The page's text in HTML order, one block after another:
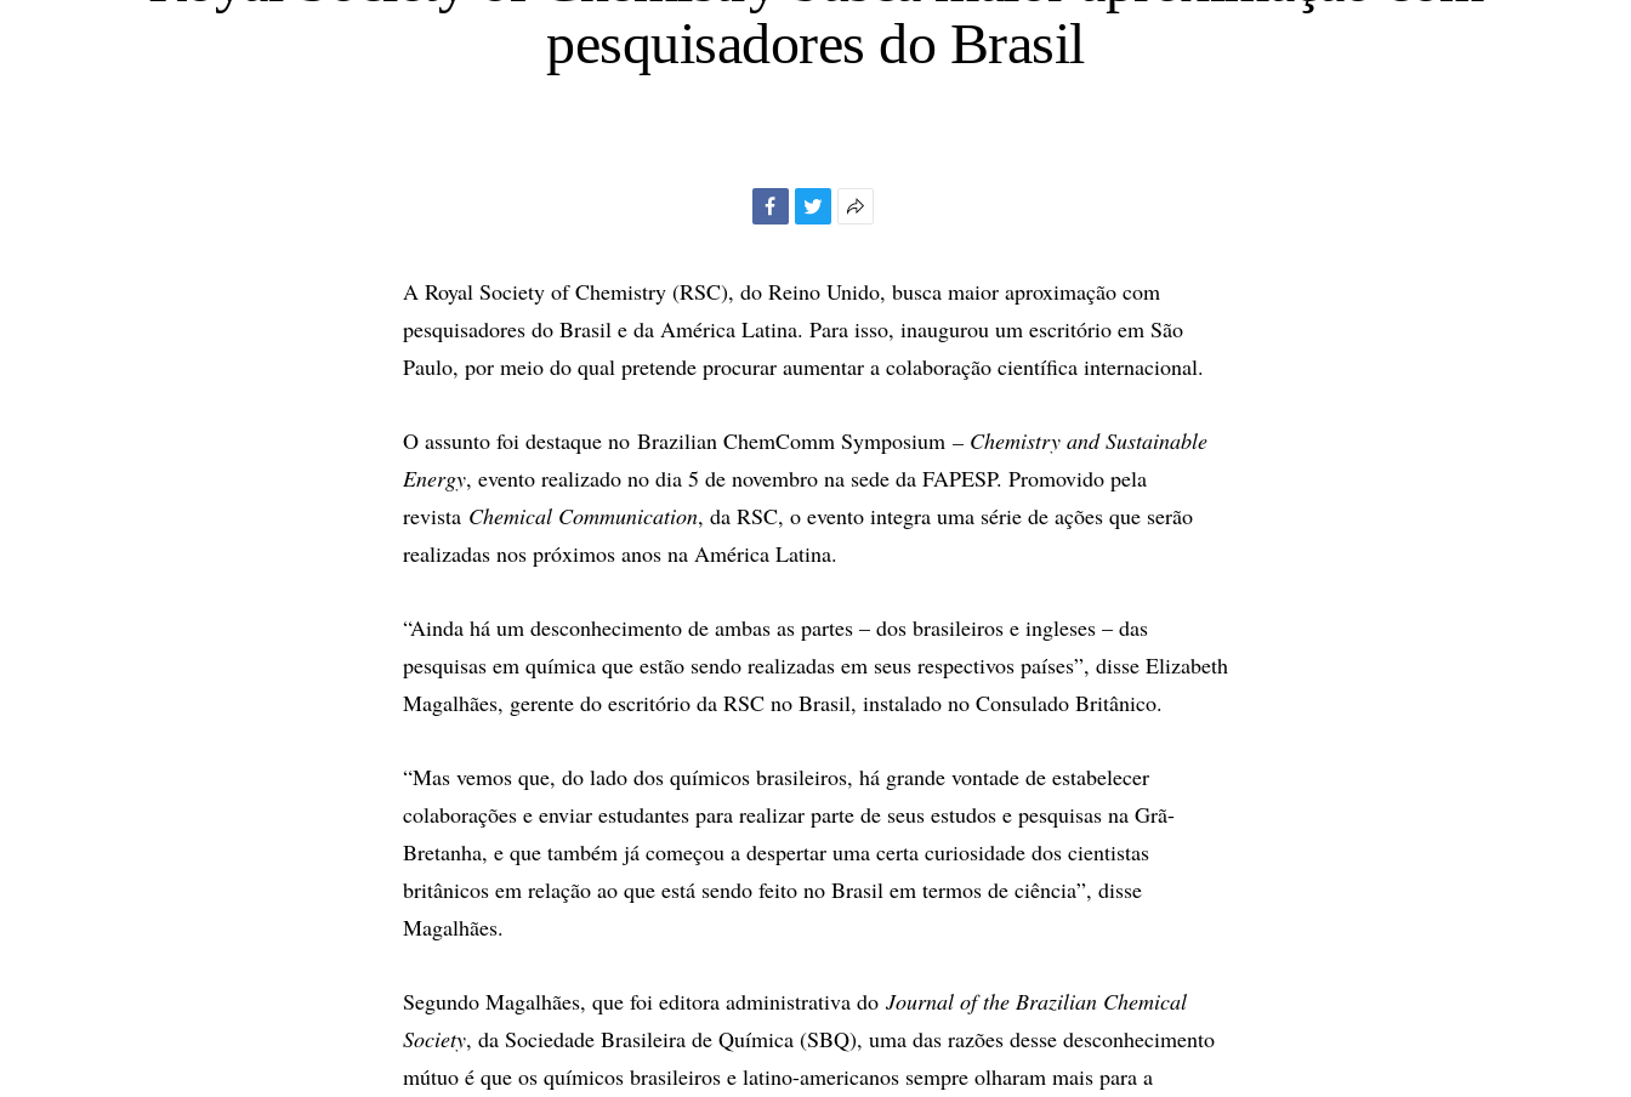
pesquisadores do Brasil
compartilhamento
A Royal Society of Chemistry (RSC), do Reino Unido, busca maior aproximação com
pesquisadores do Brasil e da América Latina. Para isso, inaugurou um escritório em São
Paulo, por meio do qual pretende procurar aumentar a colaboração científica internacional.
O assunto foi destaque no Brazilian ChemComm Symposium – Chemistry and Sustainable
Energy, evento realizado no dia 5 de novembro na sede da FAPESP. Promovido pela
revista Chemical Communication, da RSC, o evento integra uma série de ações que serão
realizadas nos próximos anos na América Latina.
“Ainda há um desconhecimento de ambas as partes – dos brasileiros e ingleses – das
pesquisas em química que estão sendo realizadas em seus respectivos países”, disse Elizabeth
Magalhães, gerente do escritório da RSC no Brasil, instalado no Consulado Britânico.
“Mas vemos que, do lado dos químicos brasileiros, há grande vontade de estabelecer
colaborações e enviar estudantes para realizar parte de seus estudos e pesquisas na Grã-
Bretanha, e que também já começou a despertar uma certa curiosidade dos cientistas
britânicos em relação ao que está sendo feito no Brasil em termos de ciência”, disse
Magalhães.
Segundo Magalhães, que foi editora administrativa do Journal of the Brazilian Chemical
Society, da Sociedade Brasileira de Química (SBQ), uma das razões desse desconhecimento
mútuo é que os químicos brasileiros e latino-americanos sempre olharam mais para a